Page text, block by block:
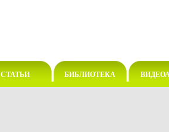
СТАТЬИ БИБЛИОТЕКА